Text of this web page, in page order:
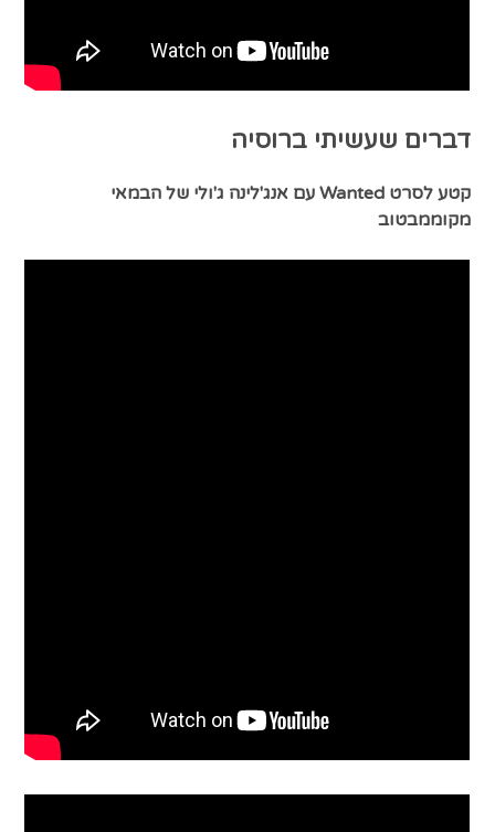
דברים שעשיתי ברוסיה
קטע לסרט Wanted עם אנג'לינה ג'ולי של הבמאי
מקוממבטוב